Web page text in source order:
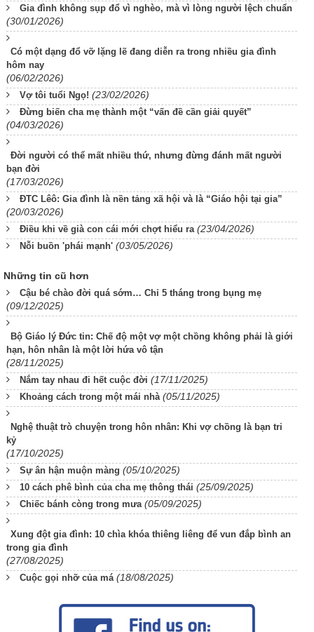
Gia đình không sụp đổ vì nghèo, mà vì lòng người lệch chuẩn
(30/01/2026)
Có một dạng đổ vỡ lặng lẽ đang diễn ra trong nhiều gia đình
hôm nay
(06/02/2026)
Vợ tôi tuổi Ngọ! (23/02/2026)
Đừng biến cha mẹ thành một “vấn đề cần giải quyết”
(04/03/2026)
Đời người có thể mất nhiều thứ, nhưng đừng đánh mất người
bạn đời
(17/03/2026)
ĐTC Lêô: Gia đình là nền tảng xã hội và là “Giáo hội tại gia”
(20/03/2026)
Điều khi về già con cái mới chợt hiểu ra (23/04/2026)
Nỗi buồn 'phái mạnh' (03/05/2026)
Những tin cũ hơn
Cậu bé chào đời quá sớm… Chỉ 5 tháng trong bụng mẹ
(09/12/2025)
Bộ Giáo lý Đức tin: Chế độ một vợ một chồng không phải là giới
hạn, hôn nhân là một lời hứa vô tận
(28/11/2025)
Nắm tay nhau đi hết cuộc đời (17/11/2025)
Khoảng cách trong một mái nhà (05/11/2025)
Nghệ thuật trò chuyện trong hôn nhân: Khi vợ chồng là bạn tri
kỷ
(17/10/2025)
Sự ân hận muộn màng (05/10/2025)
10 cách phê bình của cha mẹ thông thái (25/09/2025)
Chiếc bánh còng trong mưa (05/09/2025)
Xung đột gia đình: 10 chìa khóa thiêng liêng để vun đắp bình an
trong gia đình
(27/08/2025)
Cuộc gọi nhỡ của má (18/08/2025)